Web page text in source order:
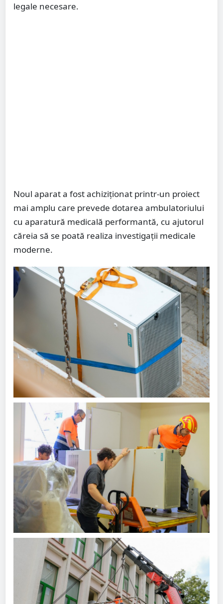
legale necesare.
Noul aparat a fost achiziționat printr-un proiect
mai amplu care prevede dotarea ambulatoriului
cu aparatură medicală performantă, cu ajutorul
căreia să se poată realiza investigații medicale
moderne.